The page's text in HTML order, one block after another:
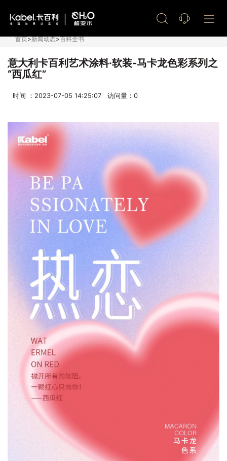
首页>新闻动态>百科全书
意大利卡百利艺术涂料·软装-马卡龙色彩系列之
“西瓜红”
时间 ：2023-07-05 14:25:07 访问量： 0